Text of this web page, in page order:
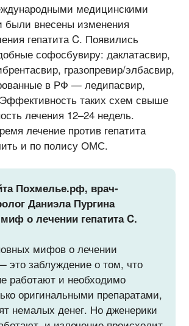
медицинскими
были внесены изменения
гепатита C. Появились
софосбувиру: даклатасвир,
гразопревир/элбасвир,
в РФ — ледипасвир,
таких схем свыше
лечения 12–24 недель.
лечение против гепатита
и по полису ОМС.
Похмелье.рф, врач-
Даниэла Пургина
о лечении гепатита C.
мифов о лечении
это заблуждение о том, что
работают и необходимо
оригинальными препаратами,
немалых денег. Но дженерики